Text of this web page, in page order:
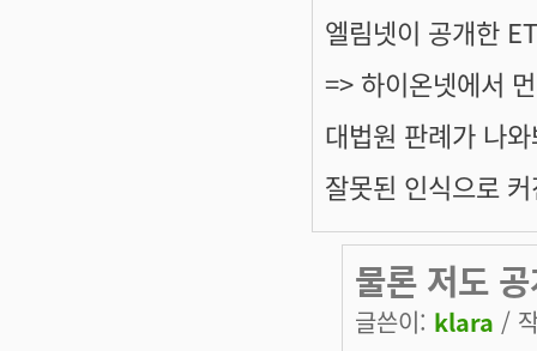
엘림넷이 공개한
=> 하이온넷에서
대법원 판례가 나
잘못된 인식으로
물론 저도
글쓴이: klara /